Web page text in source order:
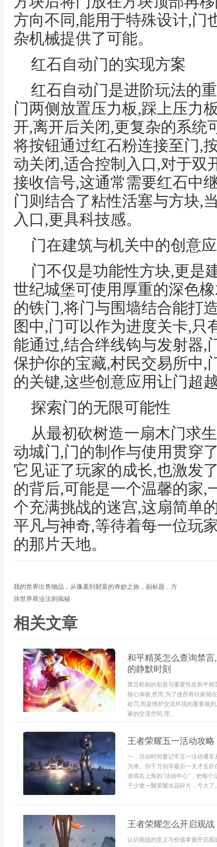
方向不同,能用于特殊设计,门
杂机械提供了可能。
红石自动门的实现方案
红石自动门是进阶玩法的
门两侧放置压力板,踩上压力
开,离开后关闭,更复杂的系统
将按钮通过红石粉连接至门,
动关闭,适合控制入口,对于双
接收信号,这通常需要红石中
门则结合了粘性活塞与方块,
入口,更具科技感。
门在建筑与机关中的创意
门不仅是功能性方块,更是
世纪城堡可使用厚重的深色
的铁门,将门与围墙结合能打
图中,门可以作为进度关卡,只
能通过,结合绊线钩与发射器,
保护你的宝藏,村民交易所中,
的关键,这些创意应用让门超
探索门的无限可能性
从最初砍树造一扇木门求
动城门,门的制作与使用贯穿
它见证了玩家的成长,也激发
的背后,可能是一个温馨的家,
个充满挑战的迷宫,这扇简单
平凡与神奇,等待着每一位玩
的那片天地。
我的世界出售物品，从像素到财富的奇妙之旅，副标题，方
块世界商业法则揭秘
相关文章
和平精英怎么查询禁
的静默时刻
禁言机制的初衷与重要性在和平
核心体验,然而,为了使所有玩家能
处罚,而是维护交流环境的重要规
家的交流空间,理...
王者荣耀五一活动攻
一，活动时间要记牢五一活动通常
为准。你千万别等最后一天才去
游戏右上角的“活动中心”，把每
于少拿一颗荣耀水晶碎片，亏大了
王者荣耀怎么开启观
认识观战的意义与价值掌握开启